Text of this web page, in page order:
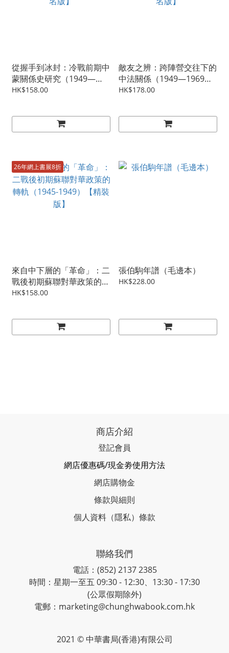
從握手到冰封：冷戰前期中
蒙關係史研究（1949—
1968）【精裝版 / 精裝簽
HK$158.00
敵友之辨：跨陣營交往下的
中法關係（1949—1969）
【精裝版 / 精裝簽名版】
HK$178.00
26年網上書展8折
來自中下層的「革命」：二
戰後初期蘇聯對華政策的轉
軌（1945-1949）【精裝
HK$158.00
張伯駒年譜（毛邊本）
HK$228.00
商店介紹
登記會員
網店優惠碼/現金劵使用方法
網店購物金
條款與細則
個人資料（隱私）條款
聯絡我們
電話：(852) 2137 2385
時間：星期一至五 09:30 - 12:30、13:30 - 17:30
(公眾假期除外)
電郵：marketing@chunghwabook.com.hk
2021 © 中華書局(香港)有限公司